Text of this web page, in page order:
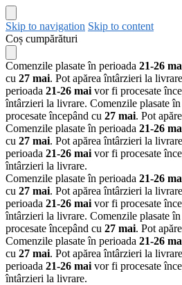
Skip to navigation Skip to content
Coș cumpărături
Comenzile plasate în perioada 21-26
cu 27 mai. Pot apărea întârzieri la
perioada 21-26 mai vor fi procesate
întârzieri la livrare. Comenzile plasate
procesate începând cu 27 mai. Pot
Comenzile plasate în perioada 21-26
cu 27 mai. Pot apărea întârzieri la
perioada 21-26 mai vor fi procesate
întârzieri la livrare.
Comenzile plasate în perioada 21-26
cu 27 mai. Pot apărea întârzieri la
perioada 21-26 mai vor fi procesate
întârzieri la livrare. Comenzile plasate
procesate începând cu 27 mai. Pot
Comenzile plasate în perioada 21-26
cu 27 mai. Pot apărea întârzieri la
perioada 21-26 mai vor fi procesate
întârzieri la livrare.